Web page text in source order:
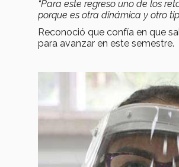
“Para este regreso uno de los
porque es otra dinámica y otro
Reconoció que confía en que
para avanzar en este semestre.